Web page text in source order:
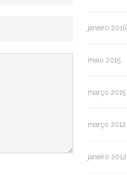
janeiro 2016
maio 2015
março 2015
março 2012
janeiro 2012